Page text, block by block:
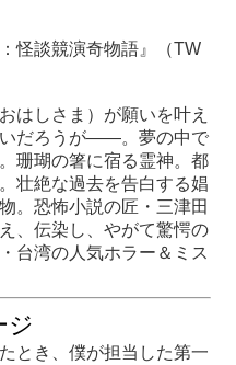
怪談競演奇物語』（TW
はしさま）が願いを叶え
いだろうが――。夢の中で
珊瑚の箸に宿る霊神。都
壮絶な過去を告白する娼
。恐怖小説の匠・三津田
、伝染し、やがて驚愕の
台湾の人気ホラー＆ミス
ジ
とき、僕が担当した第一